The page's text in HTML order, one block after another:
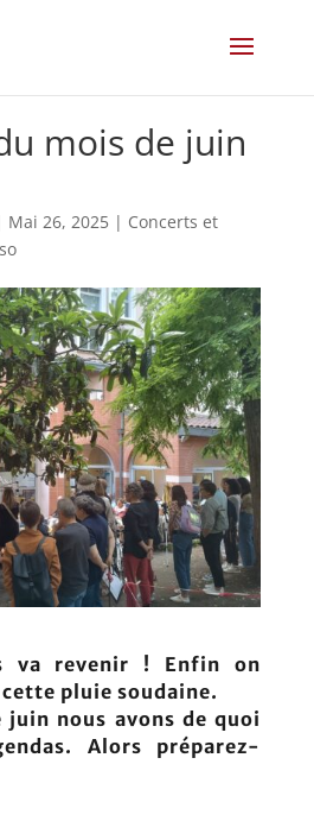
mois de juin
Mai 26, 2025| Concerts et
va revenir ! Enfin on
pluie soudaine.
juin nous avons de quoi
Alors préparez-